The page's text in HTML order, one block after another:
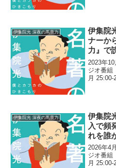
伊集院光 深夜の馬鹿力
伊集院
ナーか
力』で
トーリ
言及「
2023年
ジオ番組
月 25:00-
伊集院光 深夜の馬鹿力
伊集院
入で頻
れを誰
リスト
よ」
2026年4
ジオ番組
月 25:00-